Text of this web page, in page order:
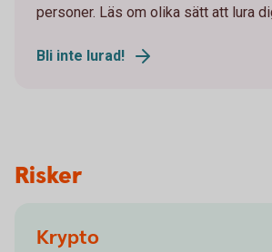
personer. Läs om olika sätt att lura
Bli inte lurad!
Risker
Krypto